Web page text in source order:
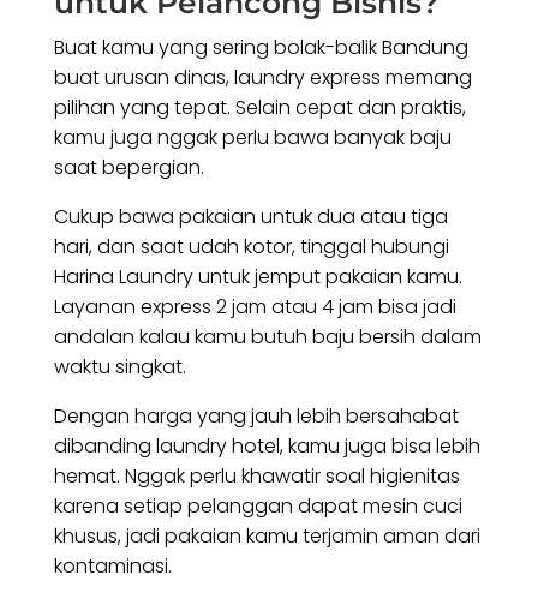
Buat kamu yang sering bolak-balik Bandung
buat urusan dinas, laundry express memang
pilihan yang tepat. Selain cepat dan praktis,
kamu juga nggak perlu bawa banyak baju
saat bepergian.
Cukup bawa pakaian untuk dua atau tiga
hari, dan saat udah kotor, tinggal hubungi
Harina Laundry untuk jemput pakaian kamu.
Layanan express 2 jam atau 4 jam bisa jadi
andalan kalau kamu butuh baju bersih dalam
waktu singkat.
Dengan harga yang jauh lebih bersahabat
dibanding laundry hotel, kamu juga bisa lebih
hemat. Nggak perlu khawatir soal higienitas
karena setiap pelanggan dapat mesin cuci
khusus, jadi pakaian kamu terjamin aman dari
kontaminasi.